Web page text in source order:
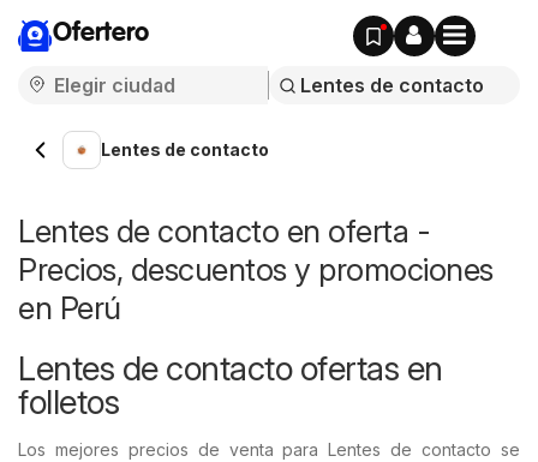
Ofertero
Lentes de contacto
Lentes de contacto en oferta -
Precios, descuentos y promociones
en Perú
Lentes de contacto ofertas en
folletos
Los mejores precios de venta para Lentes de contacto se